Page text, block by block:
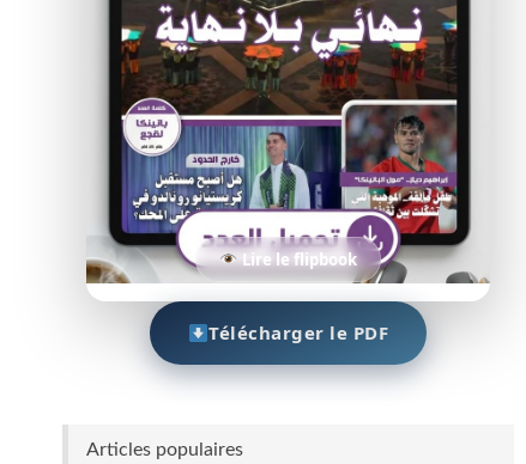
Lire le flipbook
Télécharger le PDF
Articles populaires